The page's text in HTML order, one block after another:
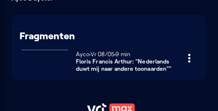
Fragmenten
AycoVrijdag 8 mei
Vr 08/059 minuten
9 min
Floris Francis Arthur: "Nederlands
duwt mij naar andere toonaarden""